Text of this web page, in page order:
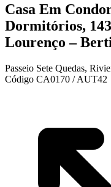
Casa Em
Dormitórios,
Lourenço –
Passeio Sete Quedas,
Código CA0170 / AUT42